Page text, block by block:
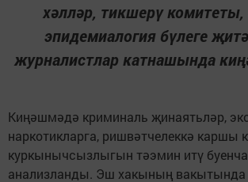
хәлләр, тикшерү комитеты,
эпидемиалогия бүлеге
журналистлар катнашында
Киңәшмәдә криминаль җинаятьләр,
наркотикларга, ришвәтчелеккә каршы
куркынычсызлыгын тәэмин итү
анализланды. Эш хакының вакытында